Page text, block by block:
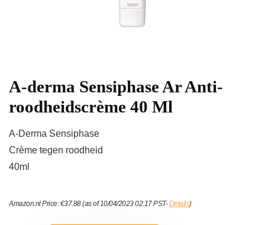
A-derma Sensiphase Ar Anti-
roodheidscrème 40 Ml
A-Derma Sensiphase
Crème tegen roodheid
40ml
Amazon.nl Price:€37.88(as of 10/04/2023 02:17 PST-Details)